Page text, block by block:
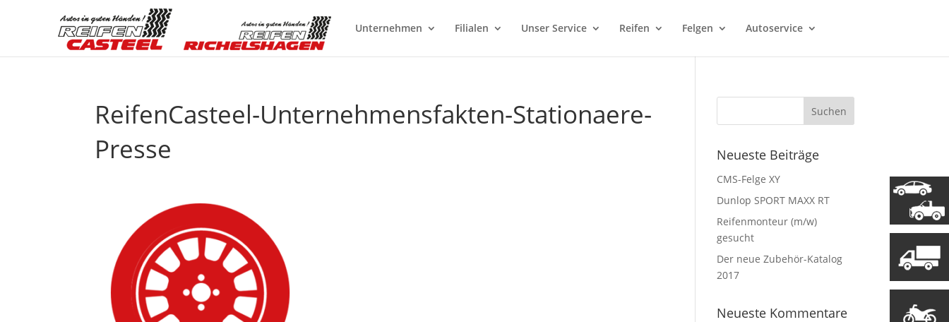
Unternehmen Filialen Unser Service Reifen Felgen Autoservice
ReifenCasteel-Unternehmensfakten-Stationaere-
Presse
Neueste Beiträge
CMS-Felge XY
Dunlop SPORT MAXX RT
Reifenmonteur (m/w)
gesucht
Der neue Zubehör-Katalog
2017
Neueste Kommentare